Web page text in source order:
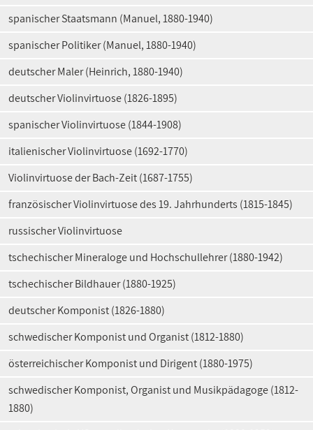
spanischer Staatsmann (Manuel, 1880-1940)
spanischer Politiker (Manuel, 1880-1940)
deutscher Maler (Heinrich, 1880-1940)
deutscher Violinvirtuose (1826-1895)
spanischer Violinvirtuose (1844-1908)
italienischer Violinvirtuose (1692-1770)
Violinvirtuose der Bach-Zeit (1687-1755)
französischer Violinvirtuose des 19. Jahrhunderts (1815-1845)
russischer Violinvirtuose
tschechischer Mineraloge und Hochschullehrer (1880-1942)
tschechischer Bildhauer (1880-1925)
deutscher Komponist (1826-1880)
schwedischer Komponist und Organist (1812-1880)
österreichischer Komponist und Dirigent (1880-1975)
schwedischer Komponist, Organist und Musikpädagoge (1812-
1880)